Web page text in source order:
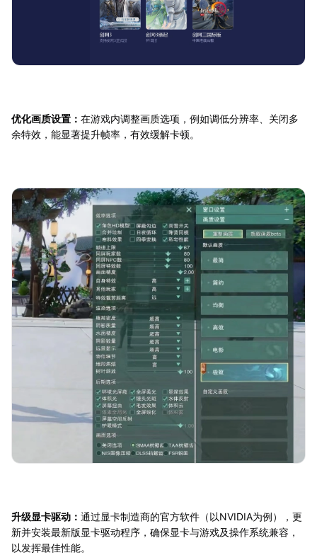
优化画质设置： 在游戏内调整画质选项，例如调低分辨率、关闭多
余特效，能显著提升帧率，有效缓解卡顿。
升级显卡驱动： 通过显卡制造商的官方软件（以NVIDIA为例），更
新并安装最新版显卡驱动程序，确保显卡与游戏及操作系统兼容，
以发挥最佳性能。